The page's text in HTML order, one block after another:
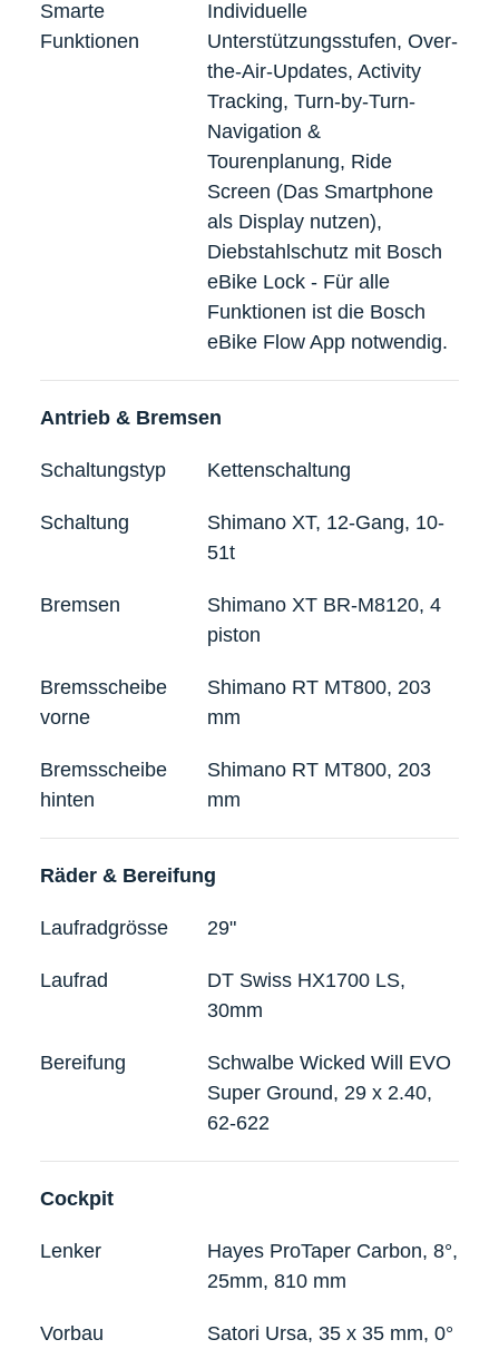
Smarte
Funktionen
Individuelle
Unterstützungsstufen, Over-
the-Air-Updates, Activity
Tracking, Turn-by-Turn-
Navigation &
Tourenplanung, Ride
Screen (Das Smartphone
als Display nutzen),
Diebstahlschutz mit Bosch
eBike Lock - Für alle
Funktionen ist die Bosch
eBike Flow App notwendig.
Antrieb & Bremsen
Schaltungstyp Kettenschaltung
Schaltung
Shimano XT, 12-Gang, 10-
51t
Bremsen
Shimano XT BR-M8120, 4
piston
Bremsscheibe
vorne
Shimano RT MT800, 203
mm
Bremsscheibe
hinten
Shimano RT MT800, 203
mm
Räder & Bereifung
Laufradgrösse 29"
Laufrad
DT Swiss HX1700 LS,
30mm
Bereifung
Schwalbe Wicked Will EVO
Super Ground, 29 x 2.40,
62-622
Cockpit
Lenker
Hayes ProTaper Carbon, 8°,
25mm, 810 mm
Vorbau Satori Ursa, 35 x 35 mm, 0°